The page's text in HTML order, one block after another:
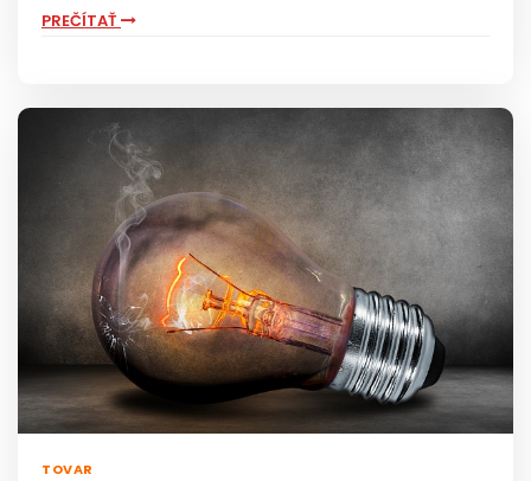
PREČÍTAŤ
TOVAR